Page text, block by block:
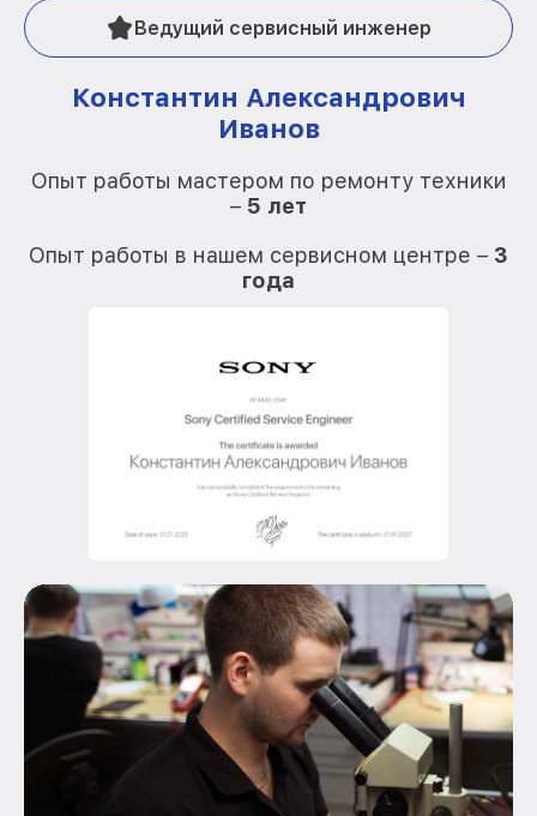
Ведущий сервисный инженер
Константин Александрович
Иванов
Опыт работы мастером по ремонту техники
– 5 лет
Опыт работы в нашем сервисном центре – 3
года